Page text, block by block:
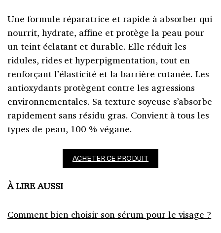
Une formule réparatrice et rapide à absorber qui
nourrit, hydrate, affine et protège la peau pour
un teint éclatant et durable. Elle réduit les
ridules, rides et hyperpigmentation, tout en
renforçant l’élasticité et la barrière cutanée. Les
antioxydants protègent contre les agressions
environnementales. Sa texture soyeuse s’absorbe
rapidement sans résidu gras. Convient à tous les
types de peau, 100 % végane.
ACHETER CE PRODUIT
À LIRE AUSSI
Comment bien choisir son sérum pour le visage ?